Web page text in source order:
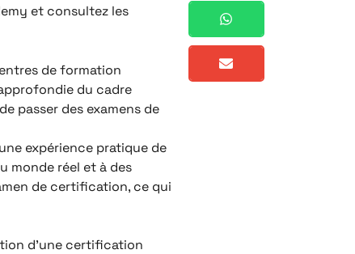
et consultez les
de formation
du cadre
passer des examens de
expérience pratique de
monde réel et à des
de certification, ce qui
d’une certification